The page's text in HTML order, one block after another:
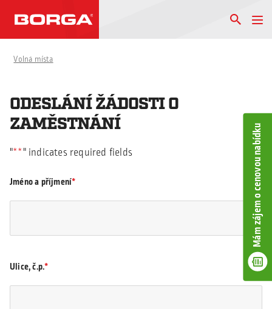
Mám zájem o cenovou nabídku
Volná místa
ODESLÁNÍ ŽÁDOSTI O
ZAMĚSTNÁNÍ
"* " indicates required fields
Jméno a příjmení
Ulice, č.p.